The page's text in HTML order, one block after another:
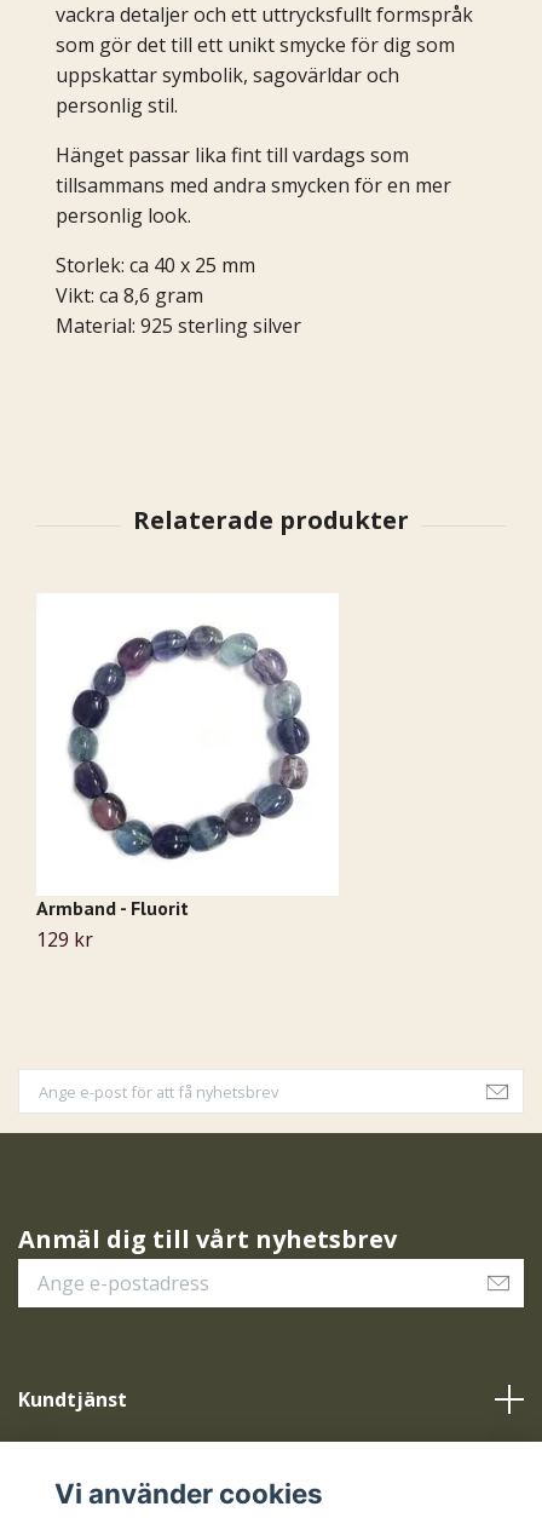
vackra detaljer och ett uttrycksfullt formspråk
som gör det till ett unikt smycke för dig som
uppskattar symbolik, sagovärldar och
personlig stil.
Hänget passar lika fint till vardags som
tillsammans med andra smycken för en mer
personlig look.
Storlek: ca 40 x 25 mm
Vikt: ca 8,6 gram
Material: 925 sterling silver
Armband - Fluorit
129 kr
Anmäl dig till vårt nyhetsbrev
Kundtjänst
Vi använder cookies